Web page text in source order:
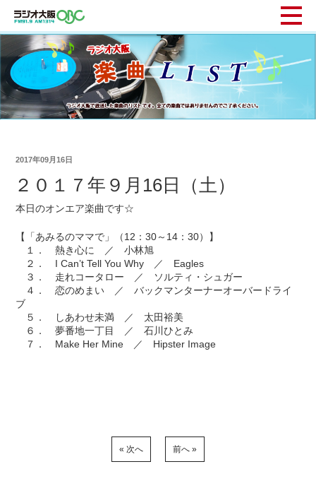
2017年09月16日
２０１７年９月16日（土）
本日のオンエア楽曲です☆
【「あみるのママで」（12：30～14：30）】
１． 熱き心に ／ 小林旭
２． I Can’t Tell You Why ／ Eagles
３． 走れコータロー ／ ソルティ・シュガー
４． 恋のめまい ／ バックマンターナーオーバードライ
ブ
５． しあわせ未満 ／ 太田裕美
６． 夢番地一丁目 ／ 石川ひとみ
７． Make Her Mine ／ Hipster Image
« 次へ 前へ »